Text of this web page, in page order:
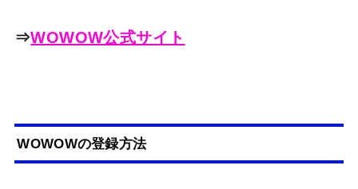
⇒WOWOW公式サイト
WOWOWの登録方法